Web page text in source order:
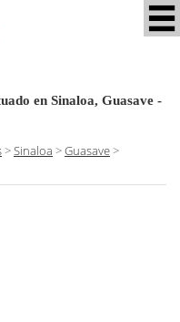
en Sinaloa, Guasave -
>Sinaloa >Guasave>